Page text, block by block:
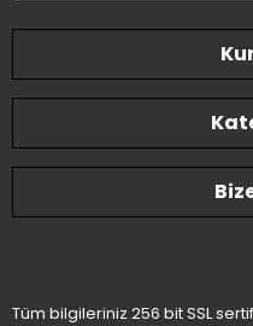
Tüm bilgileriniz 256 bit SSL